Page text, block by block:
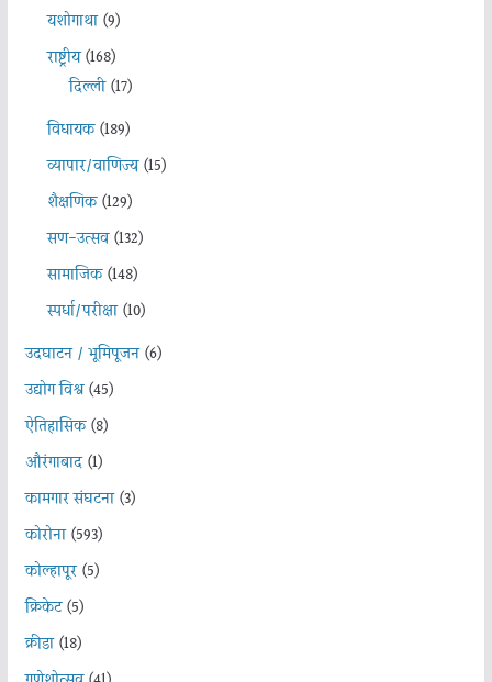
यशोगाथा(9)
राष्ट्रीय(168)
दिल्ली(17)
विधायक(189)
व्यापार/वाणिज्य(15)
शैक्षणिक(129)
सण-उत्सव(132)
सामाजिक(148)
स्पर्धा/परीक्षा(10)
उदघाटन / भूमिपूजन(6)
उद्योग विश्व(45)
ऐतिहासिक(8)
औरंगाबाद(1)
कामगार संघटना(3)
कोरोना(593)
कोल्हापूर(5)
क्रिकेट(5)
क्रीडा(18)